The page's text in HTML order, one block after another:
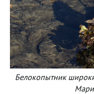
Белокопытник